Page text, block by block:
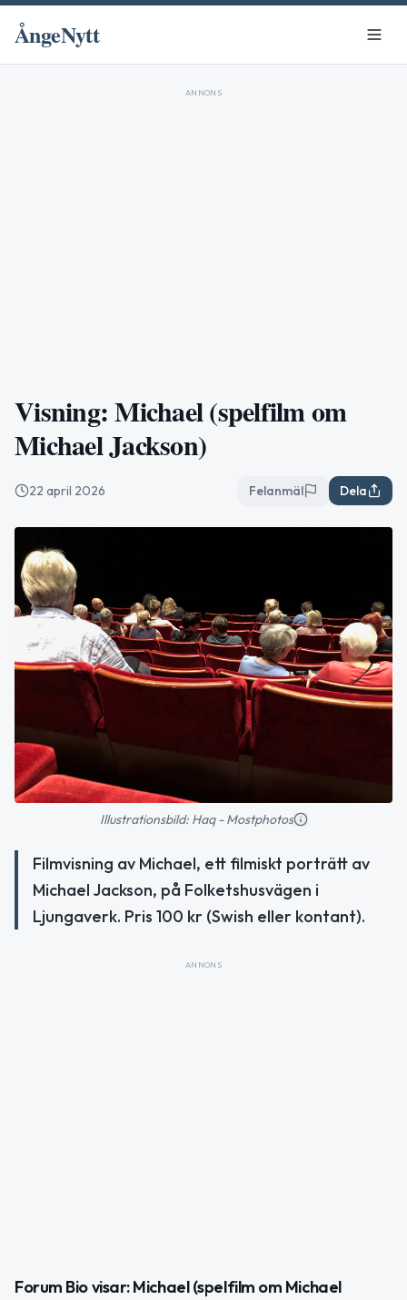
ÅngeNytt
ANNONS
Visning: Michael (spelfilm om
Michael Jackson)
22 april 2026 Felanmäl Dela
Illustrationsbild: Haq - Mostphotos
Filmvisning av Michael, ett filmiskt porträtt av
Michael Jackson, på Folketshusvägen i
Ljungaverk. Pris 100 kr (Swish eller kontant).
ANNONS
Forum Bio visar: Michael (spelfilm om Michael